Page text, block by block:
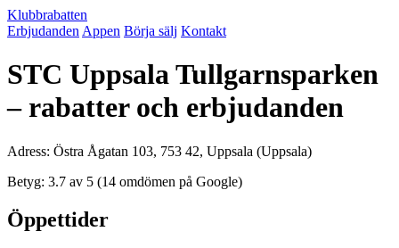
Klubbrabatten
Erbjudanden Appen Börja sälj Kontakt
STC Uppsala Tullgarnsparken
– rabatter och erbjudanden
Adress: Östra Ågatan 103, 753 42, Uppsala (Uppsala)
Betyg: 3.7 av 5 (14 omdömen på Google)
Öppettider